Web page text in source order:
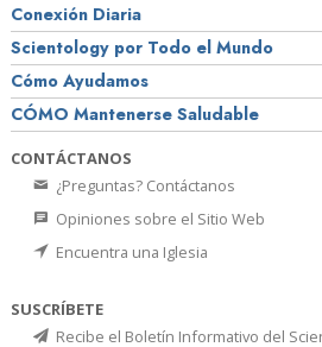
Conexión Diaria
Scientology por Todo el Mundo
Cómo Ayudamos
CÓMO Mantenerse Saludable
CONTÁCTANOS
¿Preguntas? Contáctanos
Opiniones sobre el Sitio Web
Encuentra una Iglesia
SUSCRÍBETE
Recibe el Boletín Informativo del